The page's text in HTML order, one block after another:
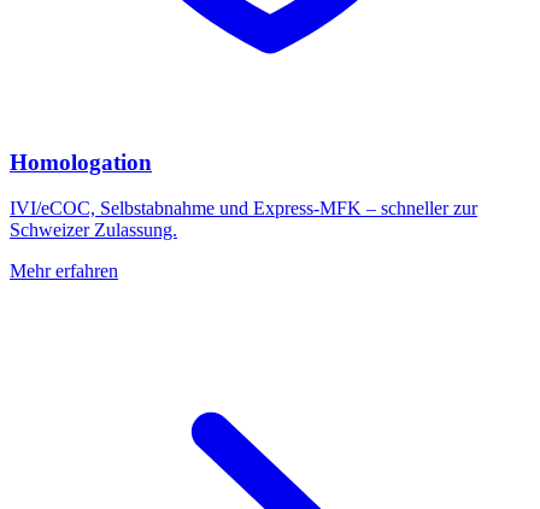
Homologation
IVI/eCOC, Selbstabnahme und Express-MFK – schneller zur
Schweizer Zulassung.
Mehr erfahren